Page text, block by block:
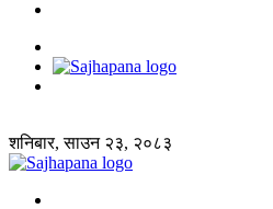
शनिबार, साउन २३, २०८३